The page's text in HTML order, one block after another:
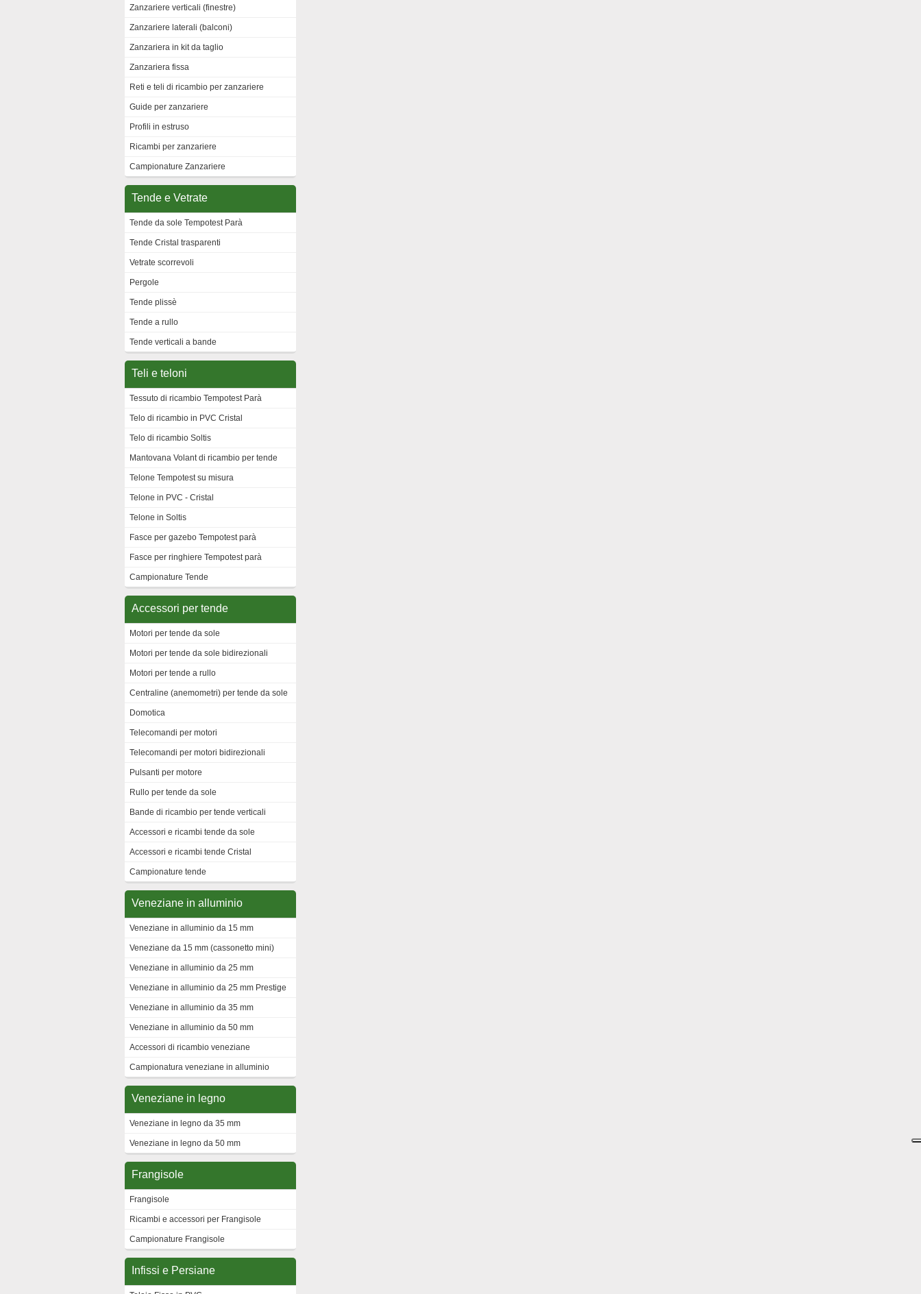
Zanzariere verticali (finestre)
Zanzariere laterali (balconi)
Zanzariera in kit da taglio
Zanzariera fissa
Reti e teli di ricambio per zanzariere
Guide per zanzariere
Profili in estruso
Ricambi per zanzariere
Campionature Zanzariere
Tende e Vetrate
Tende da sole Tempotest Parà
Tende Cristal trasparenti
Vetrate scorrevoli
Pergole
Tende plissè
Tende a rullo
Tende verticali a bande
Teli e teloni
Tessuto di ricambio Tempotest Parà
Telo di ricambio in PVC Cristal
Telo di ricambio Soltis
Mantovana Volant di ricambio per tende
Telone Tempotest su misura
Telone in PVC - Cristal
Telone in Soltis
Fasce per gazebo Tempotest parà
Fasce per ringhiere Tempotest parà
Campionature Tende
Accessori per tende
Motori per tende da sole
Motori per tende da sole bidirezionali
Motori per tende a rullo
Centraline (anemometri) per tende da sole
Domotica
Telecomandi per motori
Telecomandi per motori bidirezionali
Pulsanti per motore
Rullo per tende da sole
Bande di ricambio per tende verticali
Accessori e ricambi tende da sole
Accessori e ricambi tende Cristal
Campionature tende
Veneziane in alluminio
Veneziane in alluminio da 15 mm
Veneziane da 15 mm (cassonetto mini)
Veneziane in alluminio da 25 mm
Veneziane in alluminio da 25 mm Prestige
Veneziane in alluminio da 35 mm
Veneziane in alluminio da 50 mm
Accessori di ricambio veneziane
Campionatura veneziane in alluminio
Veneziane in legno
Veneziane in legno da 35 mm
Veneziane in legno da 50 mm
Frangisole
Frangisole
Ricambi e accessori per Frangisole
Campionature Frangisole
Infissi e Persiane